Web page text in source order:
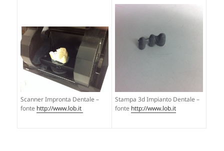
Scanner Impronta Dentale –
fonte http://www.lob.it
Stampa 3d Impianto Dentale –
fonte http://www.lob.it